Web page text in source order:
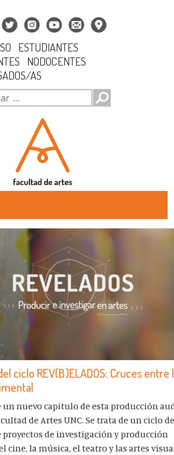
ESTUDIANTES
NODOCENTES
AS
ciclo REV(B)ELADOS: Cruces entre
un nuevo capítulo de esta producción
de Artes UNC. Se trata de un ciclo
de investigación y producción
cine, la música, el teatro y las artes